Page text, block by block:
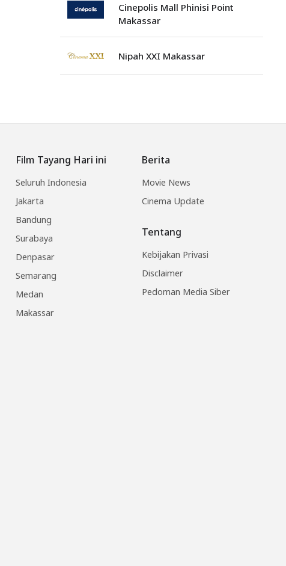
Cinepolis Mall Phinisi Point
Makassar
Nipah XXI Makassar
Film Tayang Hari ini
Seluruh Indonesia
Jakarta
Bandung
Surabaya
Denpasar
Semarang
Medan
Makassar
Berita
Movie News
Cinema Update
Tentang
Kebijakan Privasi
Disclaimer
Pedoman Media Siber